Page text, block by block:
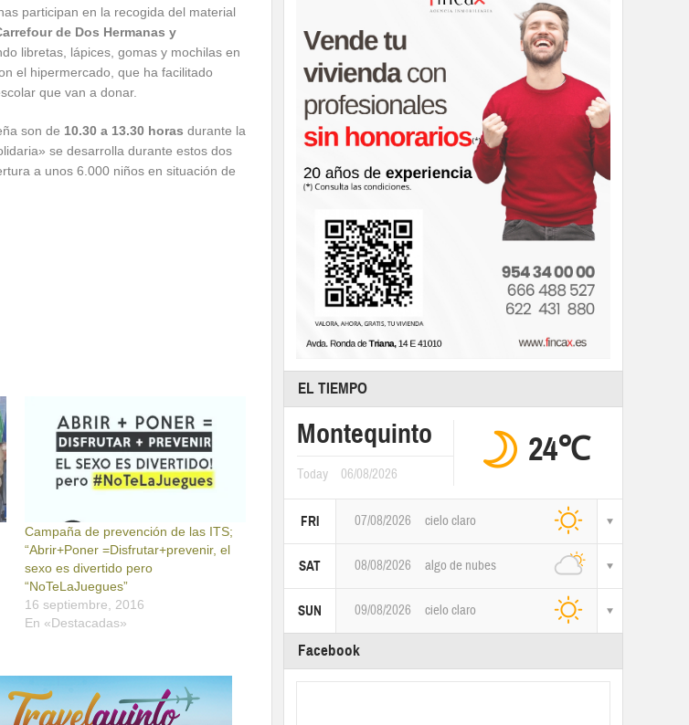
participan en la recogida del material
de Dos Hermanas y
libretas, lápices, gomas y mochilas en
el hipermercado, que ha facilitado
que van a donar.
son de 10.30 a 13.30 horas durante la
se desarrolla durante estos dos
a unos 6.000 niños en situación de
Campaña de prevención de las ITS;
“Abrir+Poner =Disfrutar+prevenir, el
sexo es divertido pero
“NoTeLaJuegues”
16 septiembre, 2016
En «Destacadas»
EL TIEMPO
Montequinto
Today 06/08/2026
24℃
FRI 07/08/2026 cielo claro
SAT 08/08/2026 algo de nubes
SUN 09/08/2026 cielo claro
Facebook